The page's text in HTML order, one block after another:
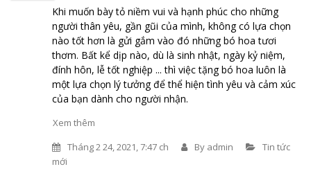
Khi muốn bày tỏ niềm vui và hạnh phúc cho những
người thân yêu, gần gũi của mình, không có lựa chọn
nào tốt hơn là gửi gắm vào đó những bó hoa tươi
thơm. Bất kể dịp nào, dù là sinh nhật, ngày kỷ niệm,
đính hôn, lễ tốt nghiệp ... thì việc tặng bó hoa luôn là
một lựa chọn lý tưởng để thể hiện tình yêu và cảm xúc
của bạn dành cho người nhận.
Xem thêm
Tháng 2 24, 2021, 7:47 ch
By admin
Tin tức
mới